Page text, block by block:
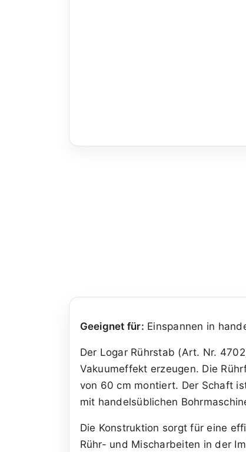
Geeignet für: Einspannen in
Der Logar Rührstab (Art. Nr.
Vakuumeffekt erzeugen. Die
von 60 cm montiert. Der Schaft
mit handelsüblichen
Die Konstruktion sorgt für eine
Rühr- und Mischarbeiten in der